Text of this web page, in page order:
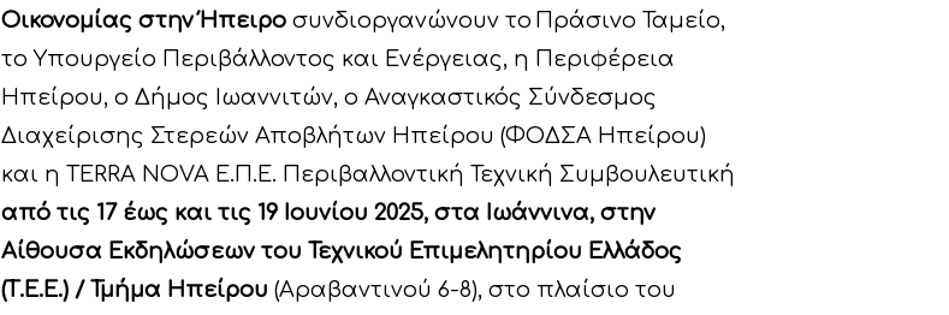
Οικονομίας στην Ήπειροσυνδιοργανώνουν το Πράσινο Ταμείο,
το Υπουργείο Περιβάλλοντος και Ενέργειας, η Περιφέρεια
Ηπείρου, ο Δήμος Ιωαννιτών, ο Αναγκαστικός Σύνδεσμος
Διαχείρισης Στερεών Αποβλήτων Ηπείρου (ΦΟΔΣΑ Ηπείρου)
και η TERRA NOVA Ε.Π.Ε. Περιβαλλοντική Τεχνική Συμβουλευτική
από τις 17 έως και τις 19 Ιουνίου 2025, στα Ιωάννινα, στην
Αίθουσα Εκδηλώσεων του Τεχνικού Επιμελητηρίου Ελλάδος
(Τ.Ε.Ε.) / Τμήμα Ηπείρου (Αραβαντινού 6-8), στο πλαίσιο του